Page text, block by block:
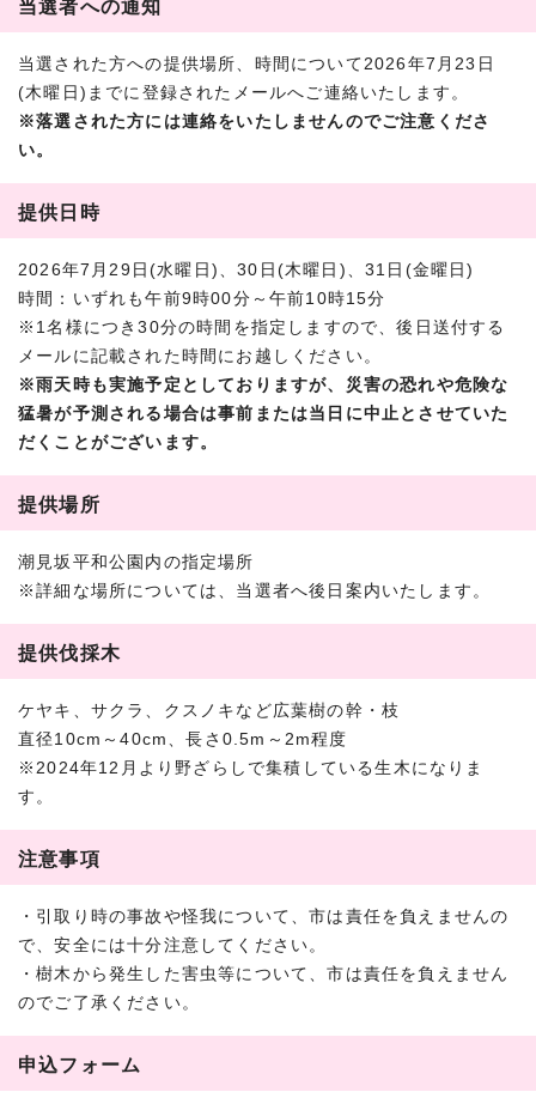
当選者への通知
当選された方への提供場所、時間について2026年7月23日
(木曜日)までに登録されたメールへご連絡いたします。
※落選された方には連絡をいたしませんのでご注意くださ
い。
提供日時
2026年7月29日(水曜日)、30日(木曜日)、31日(金曜日)
時間：いずれも午前9時00分～午前10時15分
※1名様につき30分の時間を指定しますので、後日送付する
メールに記載された時間にお越しください。
※雨天時も実施予定としておりますが、災害の恐れや危険な
猛暑が予測される場合は事前または当日に中止とさせていた
だくことがございます。
提供場所
潮見坂平和公園内の指定場所
※詳細な場所については、当選者へ後日案内いたします。
提供伐採木
ケヤキ、サクラ、クスノキなど広葉樹の幹・枝
直径10cm～40cm、長さ0.5m～2m程度
※2024年12月より野ざらしで集積している生木になりま
す。
注意事項
・引取り時の事故や怪我について、市は責任を負えませんの
で、安全には十分注意してください。
・樹木から発生した害虫等について、市は責任を負えません
のでご了承ください。
申込フォーム